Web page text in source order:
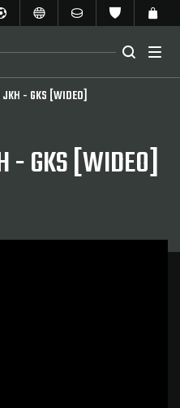
JKH - GKS [WIDEO]
- GKS [WIDEO]